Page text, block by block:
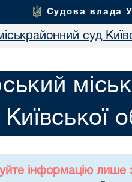
Судова влада
суд
Київської
інформацію лише